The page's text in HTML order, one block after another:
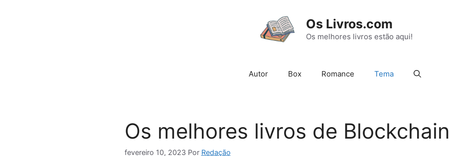
Os Livros.com
Os melhores livros estão aqui!
Autor Box Romance Tema
Os melhores livros de Blockchain
fevereiro 10, 2023 Por Redação